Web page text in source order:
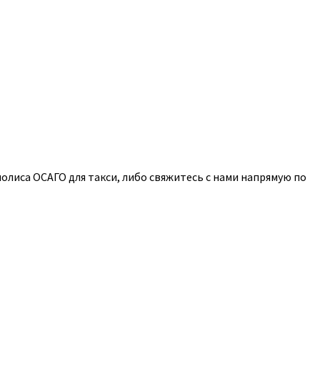
ОСАГО для такси, либо свяжитесь с нами напрямую по